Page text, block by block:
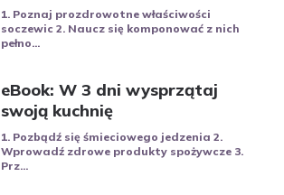
1. Poznaj prozdrowotne właściwości
soczewic 2. Naucz się komponować z nich
pełno...
eBook: W 3 dni wysprzątaj
swoją kuchnię
1. Pozbądź się śmieciowego jedzenia 2.
Wprowadź zdrowe produkty spożywcze 3.
Prz...